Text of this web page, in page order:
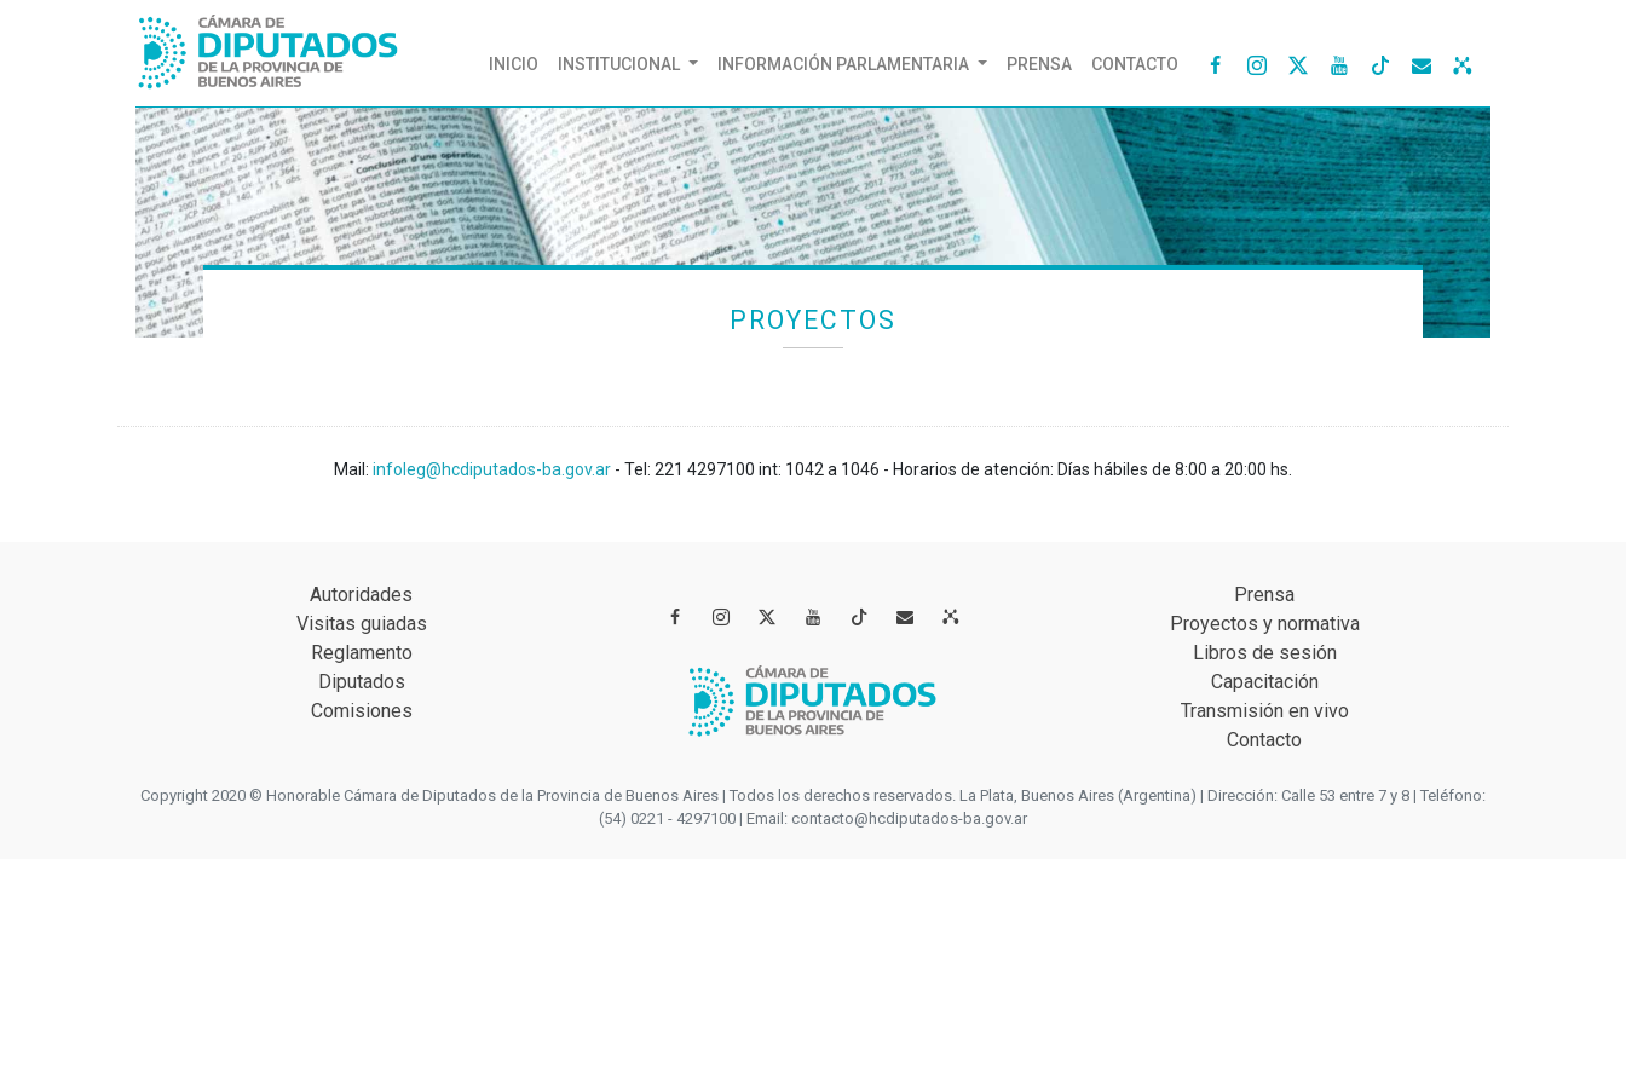
INICIO (CURRENT)
INSTITUCIONAL INFORMACIÓN PARLAMENTARIA PRENSA CONTACTO    
PROYECTOS
Mail: infoleg@hcdiputados-ba.gov.ar - Tel: 221 4297100 int: 1042 a 1046 - Horarios de atención: Días hábiles de 8:00 a 20:00 hs.
Autoridades
Visitas guiadas
Reglamento
Diputados
Comisiones
   
Prensa
Proyectos y normativa
Libros de sesión
Capacitación
Transmisión en vivo
Contacto
Copyright 2020 © Honorable Cámara de Diputados de la Provincia de Buenos Aires | Todos los derechos reservados. La Plata, Buenos Aires (Argentina) | Dirección: Calle 53 entre 7 y 8 | Teléfono:
(54) 0221 - 4297100 | Email: contacto@hcdiputados-ba.gov.ar